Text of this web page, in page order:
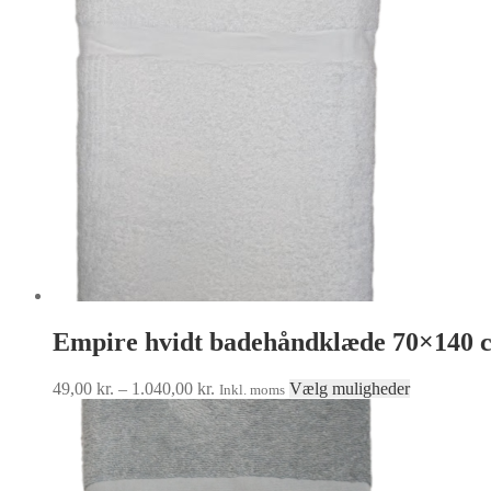
Empire hvidt badehåndklæde 70×140
49,00 kr. – 1.040,00 kr. Prisinterval:
49,00 kr.
til
1.040,00 kr.
Inkl. moms Vælg mulighederDette